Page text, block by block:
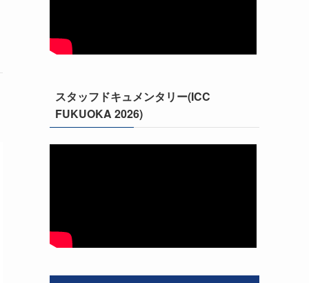
スタッフドキュメンタリー(ICC
FUKUOKA 2026)